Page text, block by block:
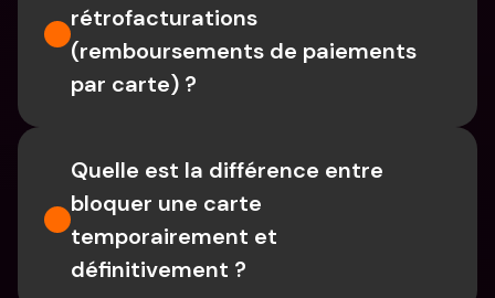
rétrofacturations
(remboursements de paiements
par carte) ?
Quelle est la différence entre
bloquer une carte
temporairement et
définitivement ?